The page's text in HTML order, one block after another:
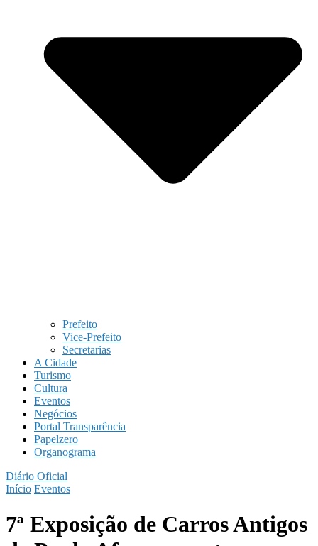
Prefeito
Vice-Prefeito
Secretarias
A Cidade
Turismo
Cultura
Eventos
Negócios
Portal Transparência
Papelzero
Organograma
Diário Oficial
Início Eventos
7ª Exposição de Carros Antigos